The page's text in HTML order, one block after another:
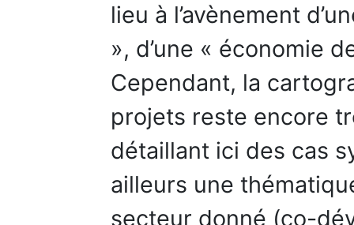
lieu à l’avènement
», d’une « économie
Cependant, la
projets reste encore
détaillant ici des cas
ailleurs une
secteur donné (co-